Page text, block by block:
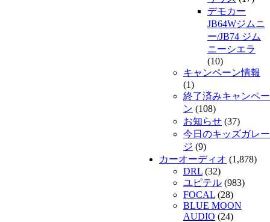
デモカー
JB64Wジムニ
ー/JB74 ジム
ニーシエラ
(10)
キャンペーン情報
(1)
終了済みキャンペー
ン (108)
お知らせ (37)
今日のキッズガレー
ジ (9)
カーオーディオ (1,878)
DRL (32)
ユピテル (983)
FOCAL (28)
BLUE MOON
AUDIO (24)